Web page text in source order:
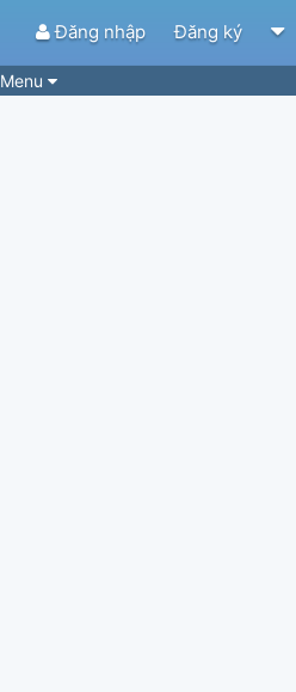
Đăng nhập Đăng ký
Menu